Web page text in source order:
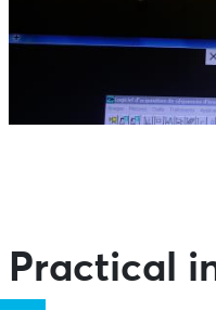
Practical